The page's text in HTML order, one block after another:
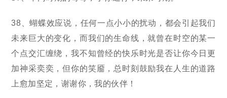
38、蝴蝶效应说，任何一点小小的扰动，都会引起我们
未来巨大的变化，而我们的生命线，就曾在时空的某一
个点交汇缠绕，我不知曾经的快乐时光是否让你今日更
加神采奕奕，但你的笑靥，总时刻鼓励我在人生的道路
上愈加坚定，谢谢你，我的伙伴！